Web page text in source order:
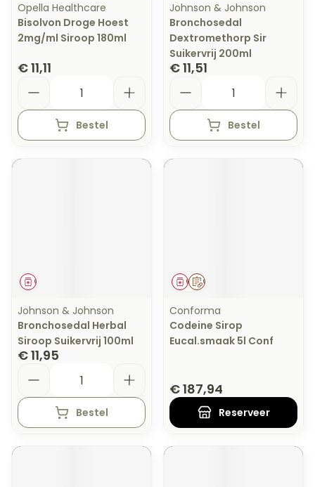
Opella Healthcare
Bisolvon Droge Hoest
2mg/ml Siroop 180ml
€ 11,11
Bestel
Johnson & Johnson
Bronchosedal
Dextromethorp Sir
Suikervrij 200ml
€ 11,51
Bestel
Geneesmiddel
Johnson & Johnson
Bronchosedal Herbal
Siroop Suikervrij 100ml
€ 11,95
Bestel
Op voorschrift
Geneesmiddel
Conforma
Codeine Sirop
Eucal.smaak 5l Conf
€ 187,94
Reserveer